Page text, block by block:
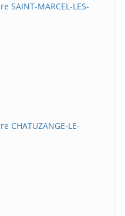
SAINT-MARCEL-LES-
CHATUZANGE-LE-